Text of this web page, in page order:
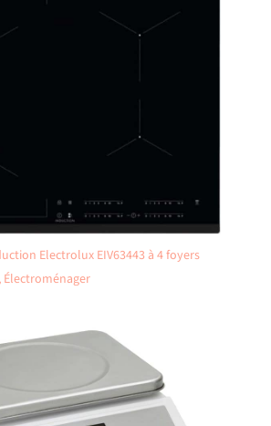
Electrolux EIV63443 à 4 foyers
, Électroménager